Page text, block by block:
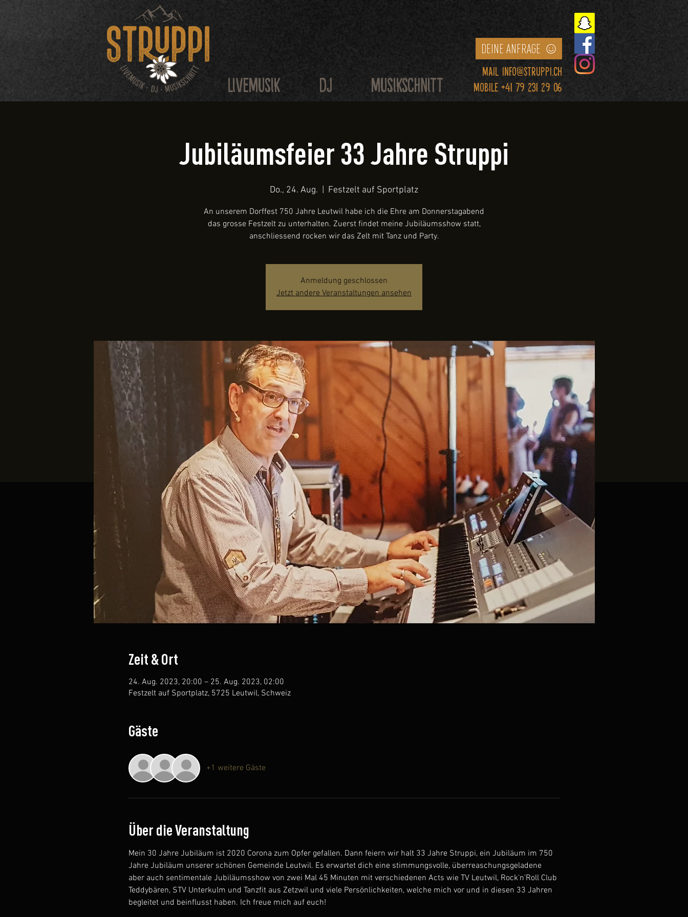
LIVEMUSIK DJ MUSIKSCHNITT
DEINE ANFRAGE
Mail info@struppi.ch
Mobile +41 79 231 29 06
Jubiläumsfeier 33 Jahre Struppi
Do., 24. Aug. Festzelt auf Sportplatz
An unserem Dorffest 750 Jahre Leutwil habe ich die Ehre am Donnerstagabend
das grosse Festzelt zu unterhalten. Zuerst findet meine Jubiläumsshow statt,
anschliessend rocken wir das Zelt mit Tanz und Party.
Anmeldung geschlossen
Jetzt andere Veranstaltungen ansehen
Zeit & Ort
24. Aug. 2023, 20:00 – 25. Aug. 2023, 02:00
Festzelt auf Sportplatz, 5725 Leutwil, Schweiz
Gäste
+1 weitere Gäste
Über die Veranstaltung
Mein 30 Jahre Jubiläum ist 2020 Corona zum Opfer gefallen. Dann feiern wir halt 33 Jahre Struppi, ein Jubiläum im 750
Jahre Jubiläum unserer schönen Gemeinde Leutwil. Es erwartet dich eine stimmungsvolle, überreaschungsgeladene
aber auch sentimentale Jubiläumsshow von zwei Mal 45 Minuten mit verschiedenen Acts wie TV Leutwil, Rock'n'Roll Club
Teddybären, STV Unterkulm und Tanzfit aus Zetzwil und viele Persönlichkeiten, welche mich vor und in diesen 33 Jahren
begleitet und beinflusst haben. Ich freue mich auf euch!